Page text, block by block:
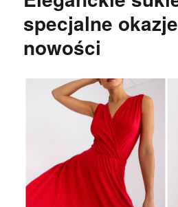
specjalne
nowości